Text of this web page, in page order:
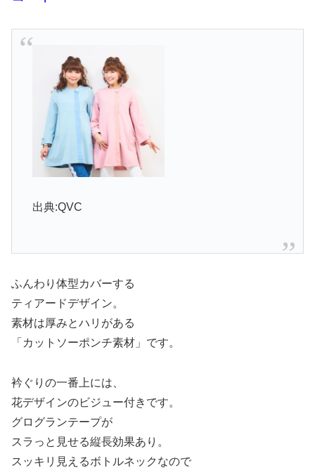
出典:QVC
ふんわり体型カバーする
ティアードデザイン。
素材は厚みとハリがある
「カットソーポンチ素材」です。
衿ぐりの一番上には、
花デザインのビジュー付きです。
グログランテープが
スラっと見せる縦長効果あり。
スッキリ見えるボトルネックなので